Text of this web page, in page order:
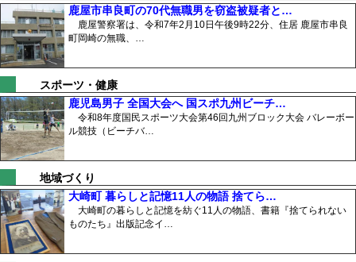
鹿屋市串良町の70代無職男を窃盗被疑者と…
鹿屋警察署は、令和7年2月10日午後9時22分、住居 鹿屋市串良
町岡崎の無職、…
スポーツ・健康
鹿児島男子 全国大会へ 国スポ九州ビーチ…
令和8年度国民スポーツ大会第46回九州ブロック大会 バレーボー
ル競技（ビーチバ…
地域づくり
大崎町 暮らしと記憶11人の物語 捨てら…
大崎町の暮らしと記憶を紡ぐ11人の物語、書籍『捨てられない
ものたち』出版記念イ…